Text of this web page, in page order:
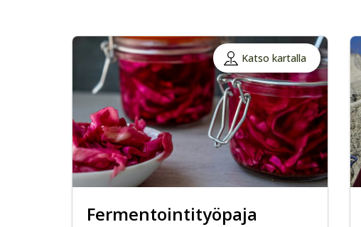
Katso kartalla
Fermentointityöpaja